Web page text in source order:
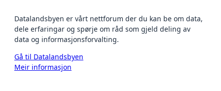
Datalandsbyen er vårt nettforum der du kan be om data,
dele erfaringar og spørje om råd som gjeld deling av
data og informasjonsforvalting.
Gå til Datalandsbyen
Meir informasjon